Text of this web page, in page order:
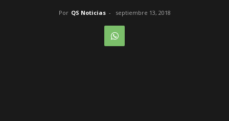
Por QS Noticias - septiembre 13, 2018